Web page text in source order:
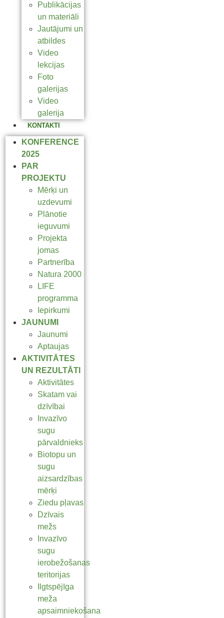
Publikācijas
un materiāli
Jautājumi un
atbildes
Video
lekcijas
Foto
galerijas
Video
galerija
KONTAKTI
KONFERENCE
2025
PAR
PROJEKTU
Mērķi un
uzdevumi
Plānotie
ieguvumi
Projekta
jomas
Partnerība
Natura 2000
LIFE
programma
Iepirkumi
JAUNUMI
Jaunumi
Aptaujas
AKTIVITĀTES
UN REZULTĀTI
Aktivitātes
Skatam vai
dzīvībai
Invazīvo
sugu
pārvaldnieks
Biotopu un
sugu
aizsardzības
mērķi
Ziedu pļavas
Dzīvais
mežs
Invazīvo
sugu
ierobežošanas
teritorijas
Ilgtspējīga
meža
apsaimniekošana